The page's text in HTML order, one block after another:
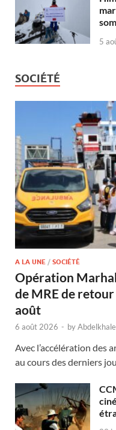
5
SOCIÉTÉ
A LA UNE / SOCIÉTÉ
Opération
de MRE de
août
6 août 2026 - by
Avec l’accélération des
au cours des derniers